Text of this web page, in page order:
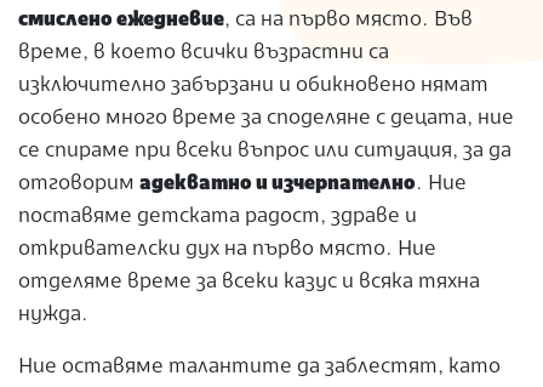
смислено ежедневие, са на първо място. Във
време, в което всички възрастни са
изключително забързани и обикновено нямат
особено много време за споделяне с децата, ние
се спираме при всеки въпрос или ситуация, за да
отговорим адекватно и изчерпателно. Ние
поставяме детската радост, здраве и
откривателски дух на първо място. Ние
отделяме време за всеки казус и всяка тяхна
нужда.
Ние оставяме талантите да заблестят, като